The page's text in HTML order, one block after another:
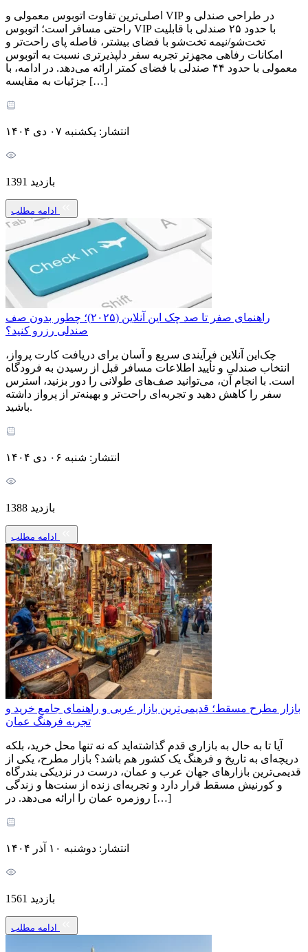
اصلی‌ترین تفاوت اتوبوس‌ معمولی و VIP در طراحی صندلی و
راحتی مسافر است؛ اتوبوس VIP با حدود ۲۵ صندلی با قابلیت
تخت‌شو/نیمه تخت‌شو با فضای بیشتر، فاصله پای راحت‌تر و
امکانات رفاهی مجهزتر تجربه سفر دلپذیرتری نسبت به اتوبوس
معمولی با حدود ۴۴ صندلی با فضای کمتر ارائه می‌دهد. در ادامه، با
جزئیات به مقایسه […]
انتشار: یکشنبه ۰۷ دی ۱۴۰۴
بازدید 1391
ادامه مطلب
راهنمای صفر تا صد چک این آنلاین (۲۰۲۵)؛ چطور بدون صف
صندلی‌ رزرو کنید؟
چک‌این آنلاین فرآیندی سریع و آسان برای دریافت کارت پرواز،
انتخاب صندلی و تأیید اطلاعات مسافر قبل از رسیدن به فرودگاه
است. با انجام آن، می‌توانید صف‌های طولانی را دور بزنید، استرس
سفر را کاهش دهید و تجربه‌ای راحت‌تر و بهینه‌تر از پرواز داشته
باشید.
انتشار: شنبه ۰۶ دی ۱۴۰۴
بازدید 1388
ادامه مطلب
بازار مطرح مسقط؛ قدیمی‌ترین بازار عربی و راهنمای جامع خرید و
تجربه فرهنگ عمان
آیا تا به حال به بازاری قدم گذاشته‌اید که نه تنها محل خرید، بلکه
دریچه‌ای به تاریخ و فرهنگ یک کشور هم باشد؟ بازار مطرح، یکی از
قدیمی‌ترین بازارهای جهان عرب و عمان، درست در نزدیکی بندرگاه
و کورنیش مسقط قرار دارد و تجربه‌ای زنده از سنت‌ها و زندگی
روزمره عمان را ارائه می‌دهد. در […]
انتشار: دوشنبه ۱۰ آذر ۱۴۰۴
بازدید 1561
ادامه مطلب